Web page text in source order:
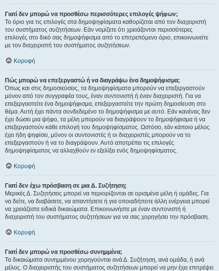
Γιατί δεν μπορώ να προσθέσω περισσότερες επιλογές ψήφων;
Το όριο για τις επιλογές στα δημοψηφίσματα καθορίζεται από τον διαχειριστή
του συστήματος συζητήσεων. Εάν νομίζετε ότι χρειάζονται περισσότερες
επιλογές στο δικό σας δημοψήφισμα από το επιτρεπόμενο όριο, επικοινωνείτε
με τον διαχειριστή του συστήματος συζητήσεων.
Κορυφή
Πώς μπορώ να επεξεργαστώ ή να διαγράψω ένα δημοψήφισμα;
Όπως και στις δημοσιεύσεις, τα δημοψηφίσματα μπορούν να επεξεργαστούν
μόνον από τον συγγραφέα τους, έναν συντονιστή ή έναν διαχειριστή. Για να
επεξεργαστείτε ένα δημοψήφισμα, επεξεργαστείτε την πρώτη δημοσίευση στο
θέμα. Αυτή έχει πάντα συνδεδεμένο το δημοψήφισμα με αυτό. Εάν κανένας δεν
έχει δώσει μια ψήφο, τα μέλη μπορούν να διαγράψουν το δημοψήφισμα ή να
επεξεργαστούν κάθε επιλογή του δημοψηφίσματος. Ωστόσο, εάν κάποιο μέλος
έχει ήδη ψηφίσει, μόνον οι συντονιστές ή οι διαχειριστές μπορούν να το
επεξεργαστούν ή να το διαγράψουν. Αυτό αποτρέπει τις επιλογές
δημοψηφίσματος να αλλαχθούν εν εξελίξει ενός δημοψηφίσματος.
Κορυφή
Γιατί δεν έχω πρόσβαση σε μια Δ. Συζήτηση;
Μερικές Δ. Συζητήσεις μπορεί να περιορίζονται σε ορισμένα μέλη ή ομάδες. Για
να δείτε, να διαβάσετε, να απαντήσετε ή για οποιαδήποτε άλλη ενέργεια μπορεί
να χρειάζεστε ειδικά δικαιώματα. Επικοινωνήστε με έναν συντονιστή ή
διαχειριστή του συστήματος συζητήσεων για να σας χορηγήσει την πρόσβαση.
Κορυφή
Γιατί δεν μπορώ να προσθέσω συνημμένα;
Τα δικαιώματα συνημμένου χορηγούνται ανά Δ. Συζήτηση, ανά ομάδα, ή ανά
μέλος. Ο διαχειριστής του συστήματος συζητήσεων μπορεί να μην έχει επιτρέψει